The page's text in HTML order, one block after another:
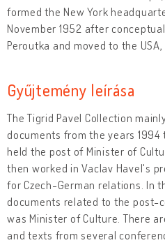
formed the New York
November 1952 after
Peroutka and moved to the
Gyűjtemény leírása
The Tigrid Pavel Collection
documents from the years 1994
held the post of Minister of
then worked in Vaclav Havel's
for Czech-German relations. In
documents related to the post-
was Minister of Culture. There
and texts from several